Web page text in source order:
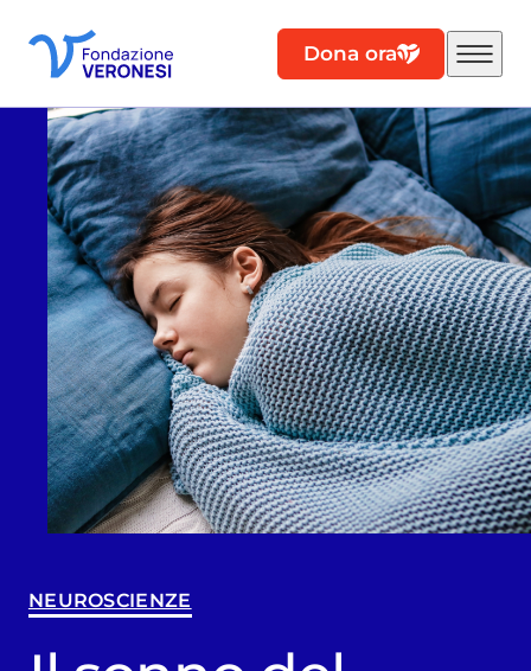
Dona ora
NEUROSCIENZE